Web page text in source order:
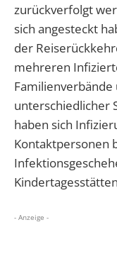
zurückverfolgt
sich angesteckt
der
mehreren
Familienverbände
unterschiedlicher
haben sich
Kontaktpersonen
- Anzeige -